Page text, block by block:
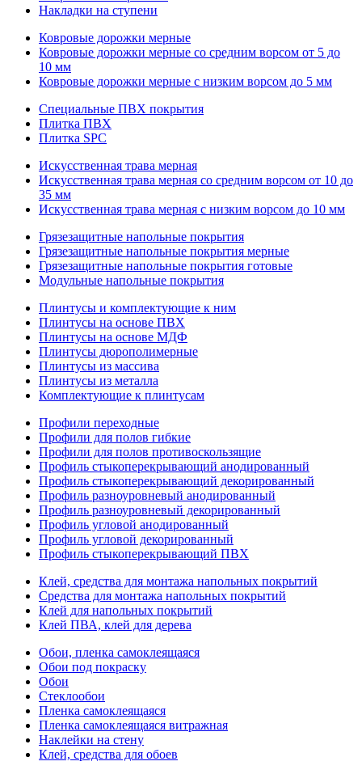
Накладки на ступени
Ковровые дорожки мерные
Ковровые дорожки мерные со средним ворсом от 5 до
10 мм
Ковровые дорожки мерные с низким ворсом до 5 мм
Специальные ПВХ покрытия
Плитка ПВХ
Плитка SPC
Искуccтвенная трава мерная
Искусственная трава мерная со средним ворсом от 10 до
35 мм
Искусственная трава мерная с низким ворсом до 10 мм
Грязезащитные напольные покрытия
Грязезащитные напольные покрытия мерные
Грязезащитные напольные покрытия готовые
Модульные напольные покрытия
Плинтусы и комплектующие к ним
Плинтусы на основе ПВХ
Плинтусы на основе МДФ
Плинтусы дюрополимерные
Плинтусы из массива
Плинтусы из металла
Комплектующие к плинтусам
Профили переходные
Профили для полов гибкие
Профили для полов противоскользящие
Профиль стыкоперекрывающий анодированный
Профиль стыкоперекрывающий декорированный
Профиль разноуровневый анодированный
Профиль разноуровневый декорированный
Профиль угловой анодированный
Профиль угловой декорированный
Профиль стыкоперекрывающий ПВХ
Клей, средства для монтажа напольных покрытий
Средства для монтажа напольных покрытий
Клей для напольных покрытий
Клей ПВА, клей для дерева
Обои, пленка самоклеящаяся
Обои под покраску
Обои
Стеклообои
Пленка самоклеящаяся
Пленка самоклеящаяся витражная
Наклейки на стену
Клей, средства для обоев